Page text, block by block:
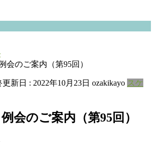
会のご案内（第95回）
更新日 : 2022年10月23日 ozakikayo スケ
会のご案内（第95回）